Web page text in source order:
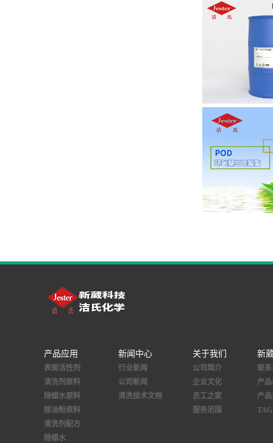
季胺
环氧基三
产品应用
表面活性剂
清洗剂原料
除蜡水原料
除油粉原料
清洗剂配方
除蜡水
新闻中心
行业新闻
公司新闻
清洗技术文档
关于我们
公司简介
企业文化
员工之家
服务范围
新
联
产
产